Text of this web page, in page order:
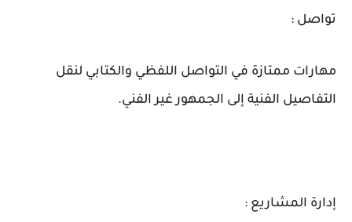
تواصل :
مهارات ممتازة في التواصل اللفظي والكتابي لنقل
التفاصيل الفنية إلى الجمهور غير الفني.
إدارة المشاريع :